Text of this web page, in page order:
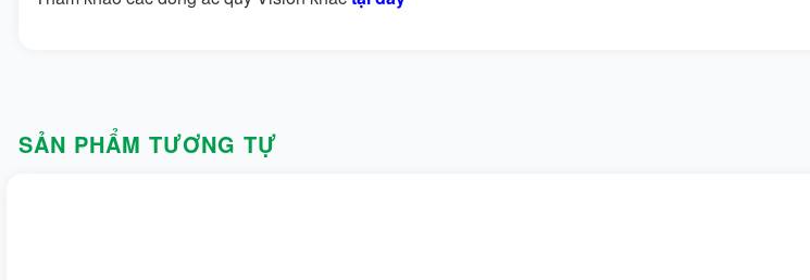
SẢN PHẨM TƯƠNG TỰ